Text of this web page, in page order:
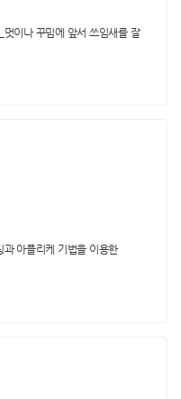
이나 꾸밈에 앞서 쓰임새를 잘
아플리케 기법을 이용한